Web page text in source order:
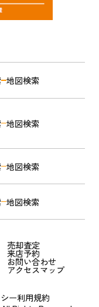
地図検索
地図検索
地図検索
地図検索
売却査定
来店予約
お問い合わせ
アクセスマップ
ー利用規約